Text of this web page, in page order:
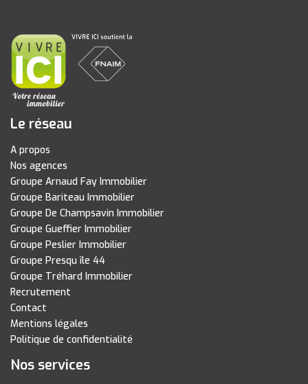
Le réseau
A propos
Nos agences
Groupe Arnaud Fay Immobilier
Groupe Bariteau Immobilier
Groupe De Champsavin Immobilier
Groupe Gueffier Immobilier
Groupe Peslier Immobilier
Groupe Presqu île 44
Groupe Tréhard Immobilier
Recrutement
Contact
Mentions légales
Politique de confidentialité
Nos services